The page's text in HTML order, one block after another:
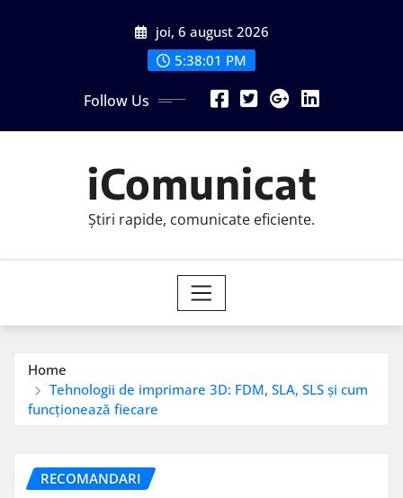
joi, 6 august 2026
5:38:02 PM
Follow Us
iComunicat
Știri rapide, comunicate eficiente.
Home
Tehnologii de imprimare 3D: FDM, SLA, SLS și cum
funcționează fiecare
RECOMANDARI